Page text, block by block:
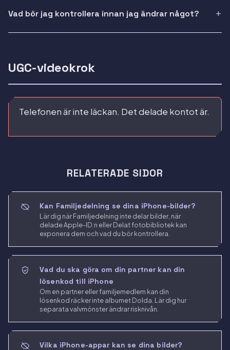
Vad bör jag kontrollera innan jag ändrar något?
UGC-videokrok
Telefonen är inte läckan. Det delade kontot är.
RELATERADE SIDOR
Kan Familjedelning se dina iPhone-bilder?
Lär dig när Familjedelning inte delar bilder, när
delade Apple-ID:n eller Delat fotobibliotek kan
exponera dem och vad du bör kontrollera.
Vad du ska göra om din partner kan din
lösenkod till iPhone
Om en partner eller familjemedlem kan din
lösenkod räcker inte albumet Dolda. Lär dig hur
separata valvmönster ändrar risknivån.
Vilka iPhone-appar kan se dina bilder?